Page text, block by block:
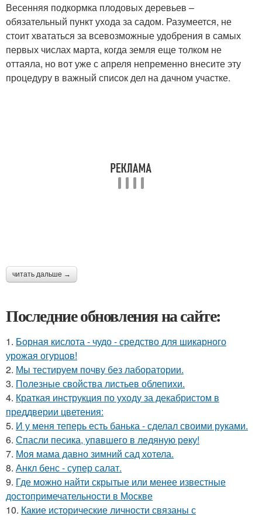
Весенняя подкормка плодовых деревьев –
обязательный пункт ухода за садом. Разумеется, не
стоит хвататься за всевозможные удобрения в самых
первых числах марта, когда земля еще толком не
оттаяла, но вот уже с апреля непременно внесите эту
процедуру в важный список дел на дачном участке.
читать дальше →
Последние обновления на сайте:
1. Борная кислота - чудо - средство для шикарного
урожая огурцов!
2. Мы тестируем почву без лаборатории.
3. Полезные свойства листьев облепихи.
4. Краткая инструкция по уходу за декабристом в
преддверии цветения:
5. И у меня теперь есть банька - сделал своими руками.
6. Спасли песика, упaвшего в ледяную рeку!
7. Моя мама давно зимний сад хотела.
8. Анкл бенс - супер салат.
9. Где можно найти скрытые или менее известные
достопримечательности в Москве
10. Какие исторические личности связаны с